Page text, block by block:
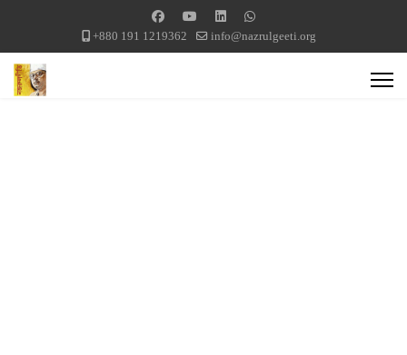
+880 191 1219362 info@nazrulgeeti.org